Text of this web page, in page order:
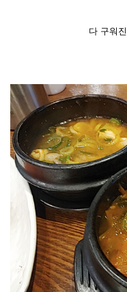
다 구워